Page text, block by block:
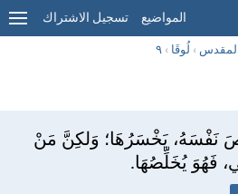
المواضيع تسجيل الاشتراك
المقدس › لُوقَا ›٩
نَفْسَهُ، يَخْسَرُهَا؛ وَلكِنَّ مَنْ
فَهُوَ يُخَلِّصُهَا.